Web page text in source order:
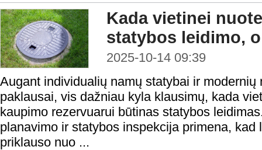
Kada vietinei
statybos leidimo,
2025-10-14 09:39
Augant individualių namų statybai ir
paklausai, vis dažniau kyla klausimų, kada
kaupimo rezervuarui būtinas statybos
planavimo ir statybos inspekcija primena, kad
priklauso nuo ...